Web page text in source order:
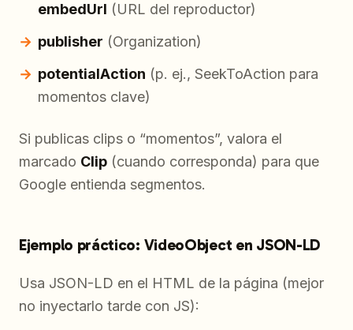
embedUrl (URL del reproductor)
publisher (Organization)
potentialAction (p. ej., SeekToAction para
momentos clave)
Si publicas clips o “momentos”, valora el
marcado Clip (cuando corresponda) para que
Google entienda segmentos.
Ejemplo práctico: VideoObject en JSON-LD
Usa JSON-LD en el HTML de la página (mejor
no inyectarlo tarde con JS):